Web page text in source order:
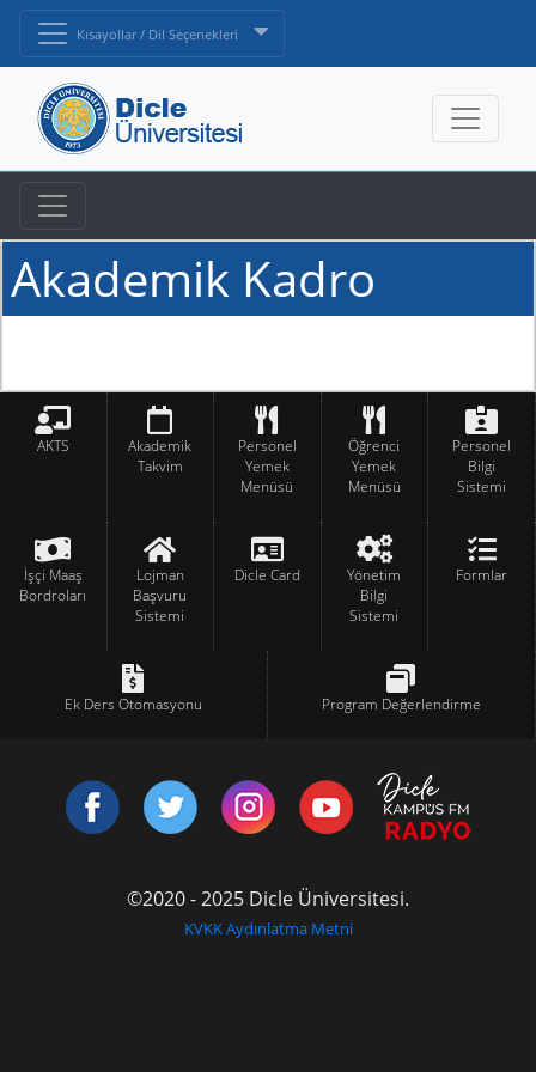
Kısayollar / Dil Seçenekleri
Akademik Kadro
AKTS
Akademik
Takvim
Personel
Yemek
Menüsü
Öğrenci
Yemek
Menüsü
Personel
Bilgi
Sistemi
İşçi Maaş
Bordroları
Lojman
Başvuru
Sistemi
Dicle Card
Yönetim
Bilgi
Sistemi
Formlar
Ek Ders Otomasyonu Program Değerlendirme
©2020 - 2025 Dicle Üniversitesi.
KVKK Aydınlatma Metni